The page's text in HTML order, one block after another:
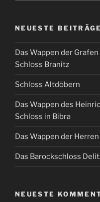
NEUESTE BEITRÄGE
Das Wappen der
Schloss Branitz
Schloss Altdöbern
Das Wappen des
Schloss in Bibra
Das Wappen der
Das Barockschloss
NEUESTE